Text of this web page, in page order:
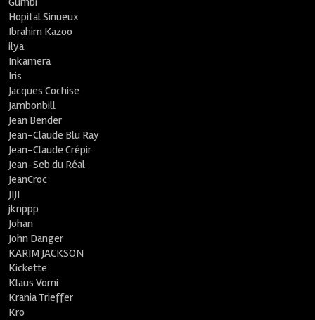
Hopital Sinueux
Ibrahim Kazoo
ilya
Inkamera
Iris
Jacques Cochise
Jambonbill
Jean Bender
Jean-Claude Blu Ray
Jean-Claude Crépir
Jean-Seb du Réal
JeanCroc
JIJI
jknppp
Johan
John Danger
KARIM JACKSON
Kickette
Klaus Vomi
Krania Trieffer
Kro